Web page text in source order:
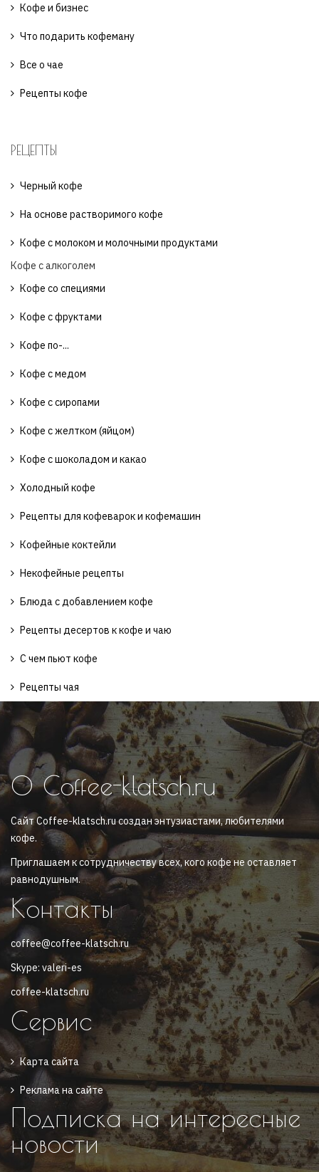
Кофе и бизнес
Что подарить кофеману
Все о чае
Рецепты кофе
РЕЦЕПТЫ
Черный кофе
На основе растворимого кофе
Кофе с молоком и молочными продуктами
Кофе с алкоголем
Кофе со специями
Кофе с фруктами
Кофе по-...
Кофе с медом
Кофе с сиропами
Кофе с желтком (яйцом)
Кофе с шоколадом и какао
Холодный кофе
Рецепты для кофеварок и кофемашин
Кофейные коктейли
Некофейные рецепты
Блюда с добавлением кофе
Рецепты десертов к кофе и чаю
С чем пьют кофе
Рецепты чая
О Coffee-klatsch.ru
Сайт Coffee-klatsch.ru создан энтузиастами, любителями
кофе.
Приглашаем к сотрудничеству всех, кого кофе не оставляет
равнодушным.
Контакты
coffee@coffee-klatsch.ru
Skype: valeri-es
coffee-klatsch.ru
Сервис
Карта сайта
Реклама на сайте
Подписка на интересные
новости